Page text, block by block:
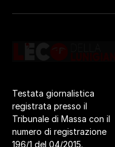
Testata giornalistica
registrata presso il
Tribunale di Massa con il
numero di registrazione
196/1 del 04/2015.